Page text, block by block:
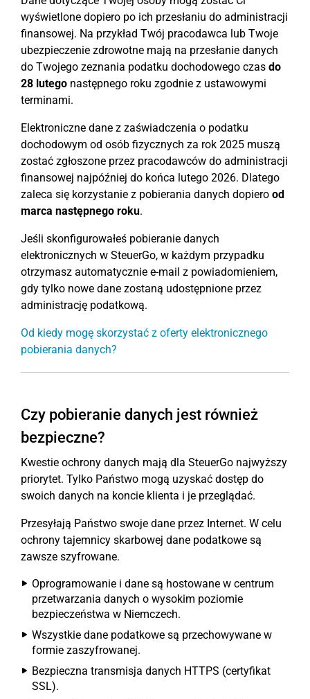
wyświetlone dopiero po ich przesłaniu do administracji
finansowej. Na przykład Twój pracodawca lub Twoje
ubezpieczenie zdrowotne mają na przesłanie danych
do Twojego zeznania podatku dochodowego czas do
28 lutego następnego roku zgodnie z ustawowymi
terminami.
Elektroniczne dane z zaświadczenia o podatku
dochodowym od osób fizycznych za rok 2025 muszą
zostać zgłoszone przez pracodawców do administracji
finansowej najpóźniej do końca lutego 2026. Dlatego
zaleca się korzystanie z pobierania danych dopiero od
marca następnego roku.
Jeśli skonfigurowałeś pobieranie danych
elektronicznych w SteuerGo, w każdym przypadku
otrzymasz automatycznie e-mail z powiadomieniem,
gdy tylko nowe dane zostaną udostępnione przez
administrację podatkową.
Od kiedy mogę skorzystać z oferty elektronicznego
pobierania danych?
Czy pobieranie danych jest również
bezpieczne?
Kwestie ochrony danych mają dla SteuerGo najwyższy
priorytet. Tylko Państwo mogą uzyskać dostęp do
swoich danych na koncie klienta i je przeglądać.
Przesyłają Państwo swoje dane przez Internet. W celu
ochrony tajemnicy skarbowej dane podatkowe są
zawsze szyfrowane.
Oprogramowanie i dane są hostowane w centrum
przetwarzania danych o wysokim poziomie
bezpieczeństwa w Niemczech.
Wszystkie dane podatkowe są przechowywane w
formie zaszyfrowanej.
Bezpieczna transmisja danych HTTPS (certyfikat
SSL).